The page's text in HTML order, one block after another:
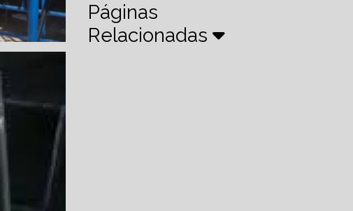
Páginas
Relacionadas